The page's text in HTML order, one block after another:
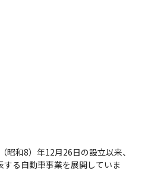
昭和8）年12月26日の設立以来、
する自動車事業を展開していま